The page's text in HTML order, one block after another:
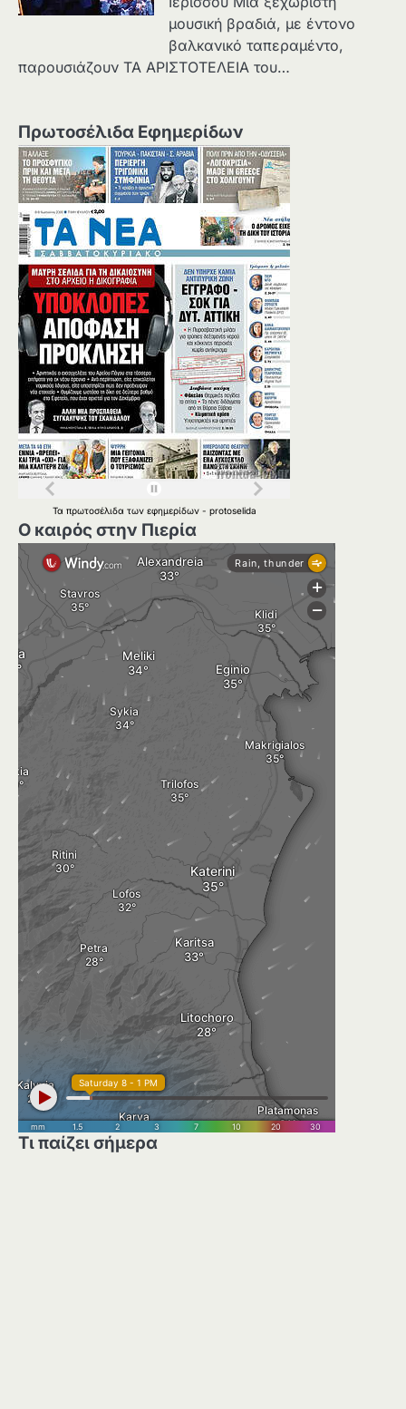
μουσική βραδιά, με έντονο
βαλκανικό ταπεραμέντο,
παρουσιάζουν ΤΑ ΑΡΙΣΤΟΤΕΛΕΙΑ του…
Πρωτοσέλιδα Εφημερίδων
Τα πρωτοσέλιδα των εφημερίδων - protoselida
Ο καιρός στην Πιερία
Τι παίζει σήμερα